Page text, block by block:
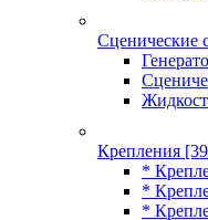
Сценические
Крепления
*
*
*